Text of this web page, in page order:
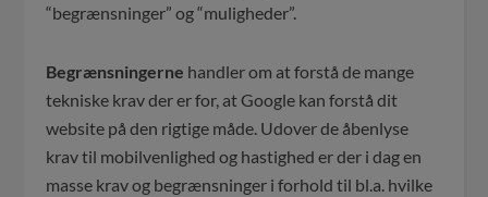
“begrænsninger” og “muligheder”.
Begrænsningerne handler om at forstå de mange
tekniske krav der er for, at Google kan forstå dit
website på den rigtige måde. Udover de åbenlyse
krav til mobilvenlighed og hastighed er der i dag en
masse krav og begrænsninger i forhold til bl.a. hvilke